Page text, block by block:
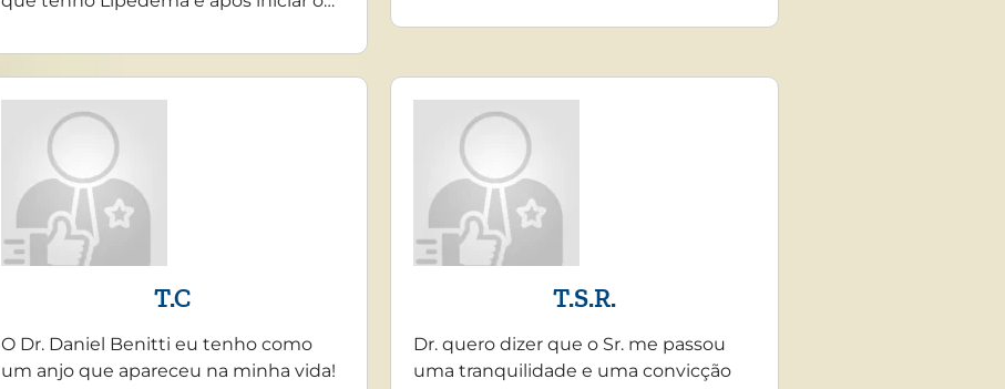
T.C
O Dr. Daniel Benitti eu tenho como
um anjo que apareceu na minha vida!
T.S.R.
Dr. quero dizer que o Sr. me passou
uma tranquilidade e uma convicção